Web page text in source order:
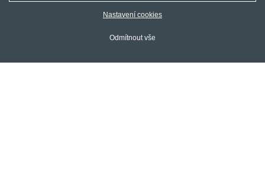
Nastavení cookies
Odmítnout vše